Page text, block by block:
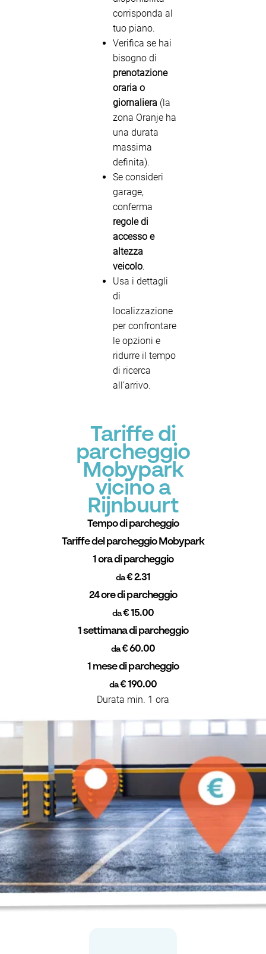
corrisponda al
tuo piano.
Verifica se hai
bisogno di
prenotazione
oraria o
giornaliera (la
zona Oranje ha
una durata
massima
definita).
Se consideri
garage,
conferma
regole di
accesso e
altezza
veicolo.
Usa i dettagli
di
localizzazione
per confrontare
le opzioni e
ridurre il tempo
di ricerca
all’arrivo.
Tariffe di
parcheggio
Mobypark
vicino a
Rijnbuurt
Tempo di parcheggio
Tariffe del parcheggio Mobypark
1 ora di parcheggio
da€ 2.31
24 ore di parcheggio
da€ 15.00
1 settimana di parcheggio
da€ 60.00
1 mese di parcheggio
da€ 190.00
Durata min. 1 ora